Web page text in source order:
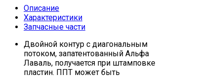
Описание
Характеристики
Запчасные части
Двойной контур с диагональным
потоком, запатентованный Альфа
Лаваль, получается при штамповке
пластин. ППТ может быть